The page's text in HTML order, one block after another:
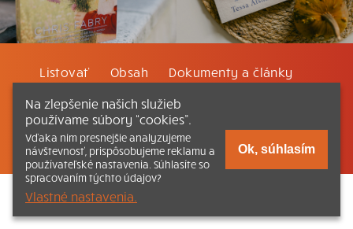
Listovať Obsah Dokumenty a články
Kontakt Tlačená verzia Katechizmu
© 2026 katechizmus.sk |Všetky práva vyhradené
funguje aj vďaka kresťanskému kníhkupectvu Kumran.sk
Na zlepšenie našich služieb
používame súbory “cookies”.
Vďaka nim presnejšie analyzujeme
návštevnosť, prispôsobujeme reklamu a
používateľské nastavenia. Súhlasíte so
spracovaním týchto údajov?
Vlastné nastavenia.
Ok, súhlasím